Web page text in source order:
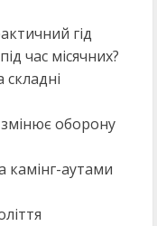
гід
час місячних?
складні
оборону
камінг-аутами